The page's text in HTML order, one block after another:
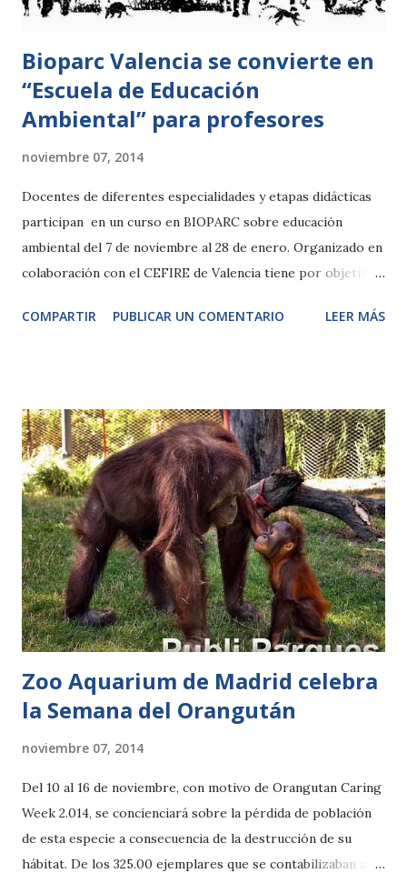
posteriormente ser suturad...
Bioparc Valencia se convierte en
“Escuela de Educación
Ambiental” para profesores
noviembre 07, 2014
Docentes de diferentes especialidades y etapas didácticas
participan en un curso en BIOPARC sobre educación
ambiental del 7 de noviembre al 28 de enero. Organizado en
colaboración con el CEFIRE de Valencia tiene por objetivo
estrategias y recursos. Viernes, 7 de noviembre de 2014.-
entorno a 30 docentes de Primaria y Secundaria y ahora
comenzará a impartirse en Bioparc. El curso tiene como
objetivo formar al profesorado en contenidos
medioambientales y mostrar las posibilidades didácticas de
Bioparc para el desarrollo de actividades educativas. Esta
tarde tendrá lugar la primera jornada realizada en Bioparc,
con una sesión en las aulas y, posteriormente, el grupo de
profesores visitará los grandes Humedales que el parque
representa. Los do...
COMPARTIR PUBLICAR UN COMENTARIO LEER MÁS
Zoo Aquarium de Madrid celebra
la Semana del Orangután
noviembre 07, 2014
Del 10 al 16 de noviembre, con motivo de Orangutan Caring
Week 2.014, se concienciará sobre la pérdida de población
de esta especie a consecuencia de la destrucción de su
hábitat. De los 325.00 ejemplares que se contabilizaban a